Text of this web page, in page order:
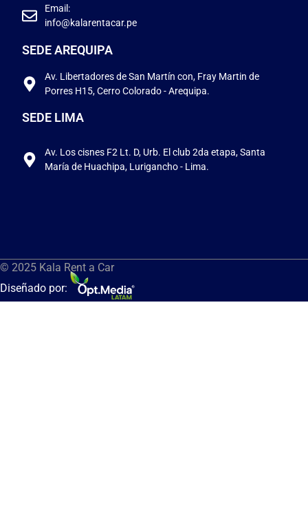
Email:
info@kalarentacar.pe
SEDE AREQUIPA
Av. Libertadores de San Martín con, Fray Martin de
Porres H15, Cerro Colorado - Arequipa.
SEDE LIMA
Av. Los cisnes F2 Lt. D, Urb. El club 2da etapa, Santa
María de Huachipa, Lurigancho - Lima.
© 2025 Kala Rent a Car
Diseñado por: